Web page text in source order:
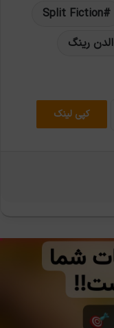
Split Fiction
الدن رینگ
کپی لینک